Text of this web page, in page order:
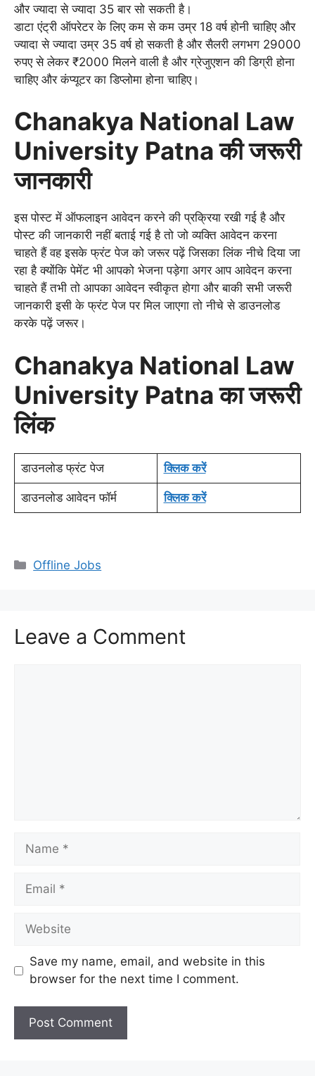
और ज्यादा से ज्यादा 35 बार सो सकती है।
डाटा एंट्री ऑपरेटर के लिए कम से कम उम्र 18 वर्ष होनी चाहिए और
ज्यादा से ज्यादा उम्र 35 वर्ष हो सकती है और सैलरी लगभग 29000
रुपए से लेकर ₹2000 मिलने वाली है और ग्रेजुएशन की डिग्री होना
चाहिए और कंप्यूटर का डिप्लोमा होना चाहिए।
Chanakya National Law
University Patna की जरूरी
जानकारी
इस पोस्ट में ऑफलाइन आवेदन करने की प्रक्रिया रखी गई है और
पोस्ट की जानकारी नहीं बताई गई है तो जो व्यक्ति आवेदन करना
चाहते हैं वह इसके फ्रंट पेज को जरूर पढ़ें जिसका लिंक नीचे दिया जा
रहा है क्योंकि पेमेंट भी आपको भेजना पड़ेगा अगर आप आवेदन करना
चाहते हैं तभी तो आपका आवेदन स्वीकृत होगा और बाकी सभी जरूरी
जानकारी इसी के फ्रंट पेज पर मिल जाएगा तो नीचे से डाउनलोड
करके पढ़ें जरूर।
Chanakya National Law
University Patna का जरूरी
लिंक
डाउनलोड फ्रंट पेज क्लिक करें
डाउनलोड आवेदन फॉर्म क्लिक करें
Categories
Offline Jobs
Leave a Comment
Name
Email
Website
Save my name, email, and website in this
browser for the next time I comment.